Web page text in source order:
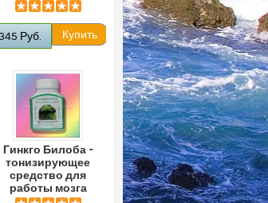
345 Руб.
Гинкго Билоба -
тонизирующее
средство для
работы мозга